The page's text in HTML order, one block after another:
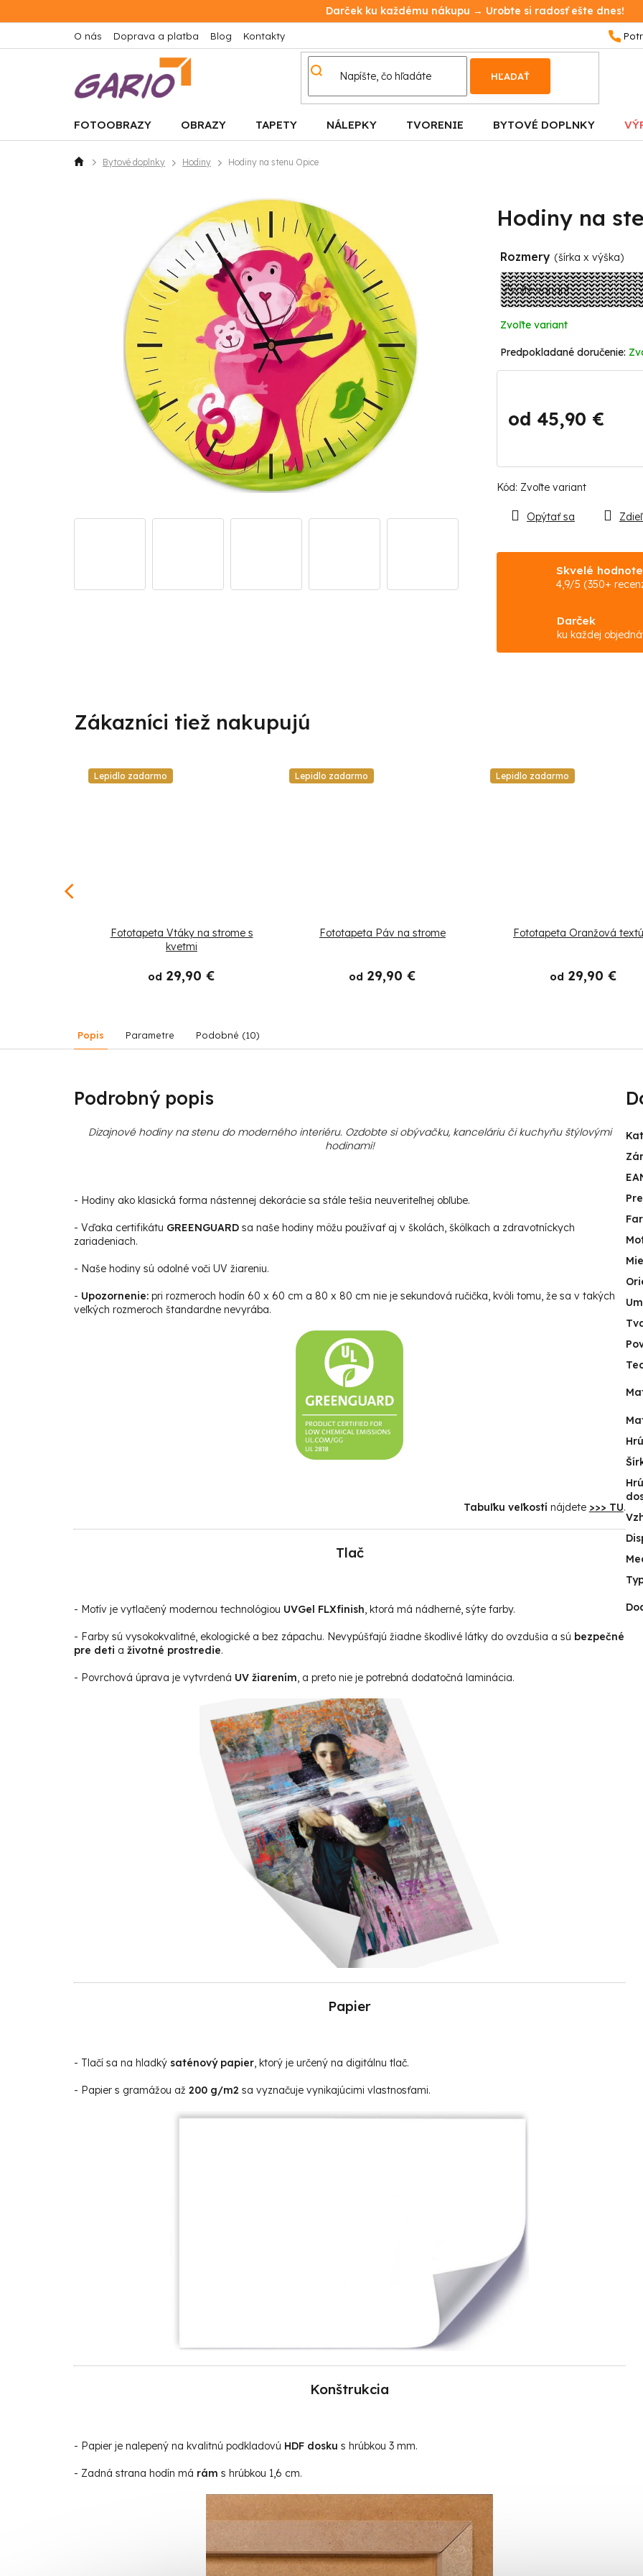
na
Darček ku každému nákupu → Urobte si radosť ešte dnes!
O nás Doprava a platba Blog Kontakty
HĽADAŤ
FOTOOBRAZY OBRAZY TAPETY NÁLEPKY TVORENIE BYTOVÉ DOPLNKY
DomovBytové doplnky Hodiny Hodiny na stenu Opice
Hodiny na
Kód: Zvoľte variant
Rozmery (šírka x výška)
Zvoľte variant
od 45,90 €
Jednotková
Skvelé
4,9/5 (350+
Darček
ku každej
Opýtať sa
Lepidlo zadarmo
Fototapeta Vtáky na strome s
kvetmi
od 29,90 €
Lepidlo zadarmo
Fototapeta Páv na strome
od 29,90 €
Lepidlo zadarmo
Fototapeta Oranžová
od 29,90 €
Popis Parametre Podobné (10)
Podrobný popis
Dizajnové hodiny na stenu do moderného interiéru. Ozdobte si obývačku, kanceláriu či kuchyňu štýlovými
hodinami!
- Hodiny ako klasická forma nástennej dekorácie sa stále tešia neuveriteľnej obľube.
- Vďaka certifikátu GREENGUARD sa naše hodiny môžu používať aj v školách, škôlkach a zdravotníckych
zariadeniach.
- Naše hodiny sú odolné voči UV žiareniu.
- Upozornenie: pri rozmeroch hodín 60 x 60 cm a 80 x 80 cm nie je sekundová ručička, kvôli tomu, že sa v takých
veľkých rozmeroch štandardne nevyrába.
Tabuľku veľkostínájdete >>> TU.
Tlač
- Motív je vytlačený modernou technológiou UVGel FLXfinish, ktorá má nádherné, sýte farby.
- Farby sú vysokokvalitné, ekologické a bez zápachu. Nevypúšťajú žiadne škodlivé látky do ovzdušia a sú bezpečné
pre deti a životné prostredie.
- Povrchová úprava je vytvrdená UV žiarením, a preto nie je potrebná dodatočná laminácia.
Papier
- Tlačí sa na hladký saténový papier , ktorý je určený na digitálnu tlač.
- Papier s gramážou až 200 g/m2 sa vyznačuje vynikajúcimi vlastnosťami.
Konštrukcia
- Papier je nalepený na kvalitnú podkladovú HDF dosku s hrúbkou 3 mm.
- Zadná strana hodín má rám s hrúbkou 1,6 cm.